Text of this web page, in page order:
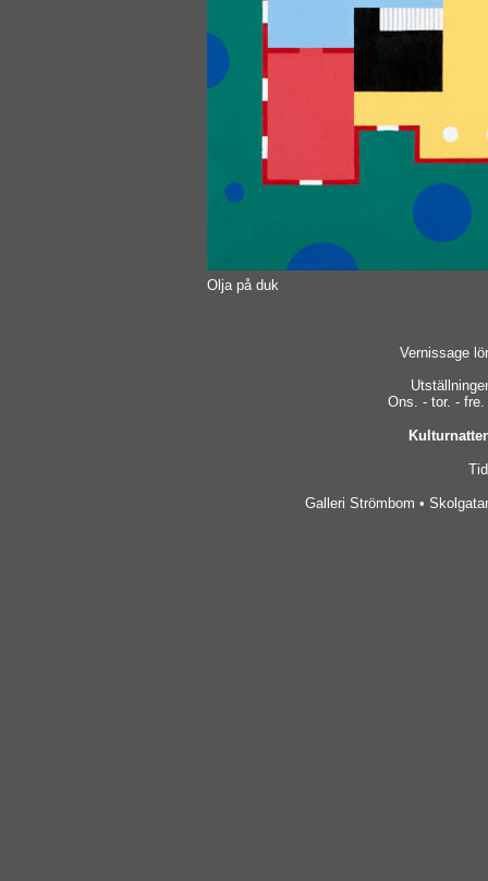
Olja på duk
Vernissage
Ons. - tor. -
Galleri Strömbom •